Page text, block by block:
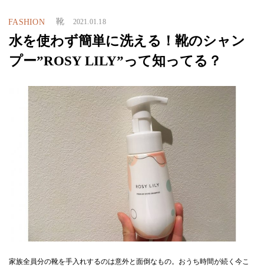
FASHION 靴 2021.01.18
水を使わず簡単に洗える！靴のシャン
プー”ROSY LILY”って知ってる？
家族全員分の靴を手入れするのは意外と面倒なもの。おうち時間が続く今こ